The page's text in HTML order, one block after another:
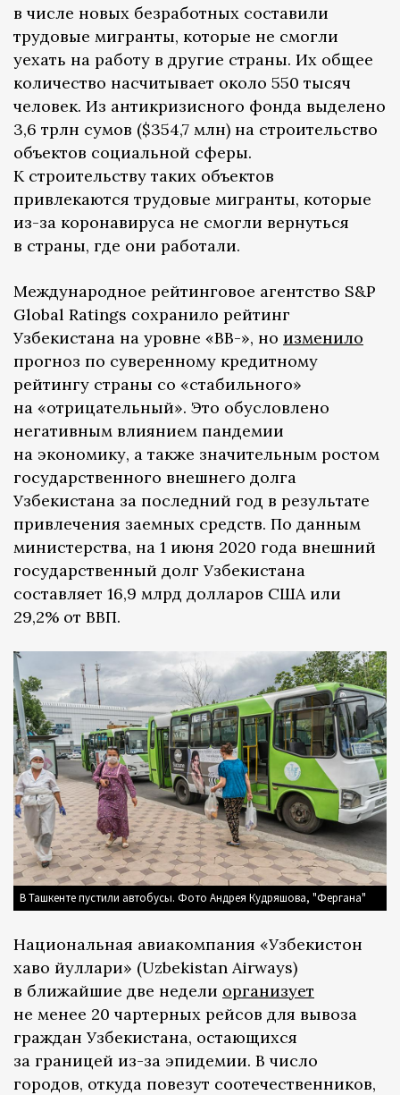
в числе новых безработных составили
трудовые мигранты, которые не смогли
уехать на работу в другие страны. Их общее
количество насчитывает около 550 тысяч
человек. Из антикризисного фонда выделено
3,6 трлн сумов ($354,7 млн) на строительство
объектов социальной сферы.
К строительству таких объектов
привлекаются трудовые мигранты, которые
из-за коронавируса не смогли вернуться
в страны, где они работали.
Международное рейтинговое агентство S&P
Global Ratings сохранило рейтинг
Узбекистана на уровне «ВВ-», но изменило
прогноз по суверенному кредитному
рейтингу страны со «стабильного»
на «отрицательный». Это обусловлено
негативным влиянием пандемии
на экономику, а также значительным ростом
государственного внешнего долга
Узбекистана за последний год в результате
привлечения заемных средств. По данным
министерства, на 1 июня 2020 года внешний
государственный долг Узбекистана
составляет 16,9 млрд долларов США или
29,2% от ВВП.
В Ташкенте пустили автобусы. Фото Андрея Кудряшова, "Фергана"
Национальная авиакомпания «Узбекистон
хаво йуллари» (Uzbekistan Airways)
в ближайшие две недели организует
не менее 20 чартерных рейсов для вывоза
граждан Узбекистана, остающихся
за границей из-за эпидемии. В число
городов, откуда повезут соотечественников,